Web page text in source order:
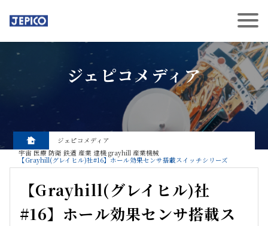
ジェピコメディア
ジェピコメディア
宇宙 医療 防衛 鉄道 産業 建機 grayhill 産業機械
【Grayhill(グレイヒル)社#16】ホール効果センサ搭載スイッチシリーズ
【Grayhill(グレイヒル)社
#16】ホール効果センサ搭載ス